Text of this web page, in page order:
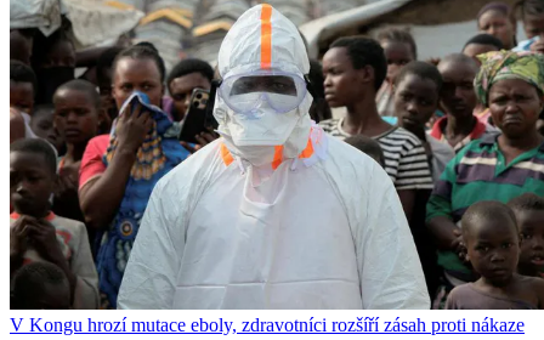
V Kongu hrozí mutace eboly, zdravotníci rozšíří zásah proti nákaze